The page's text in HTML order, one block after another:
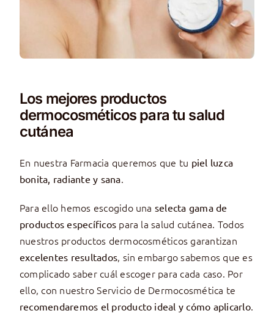
Los mejores productos
dermocosméticos para tu salud
cutánea
En nuestra Farmacia queremos que tu piel luzca
bonita, radiante y sana.
Para ello hemos escogido una selecta gama de
productos específicos para la salud cutánea. Todos
nuestros productos dermocosméticos garantizan
excelentes resultados, sin embargo sabemos que es
complicado saber cuál escoger para cada caso. Por
ello, con nuestro Servicio de Dermocosmética te
recomendaremos el producto ideal y cómo aplicarlo.